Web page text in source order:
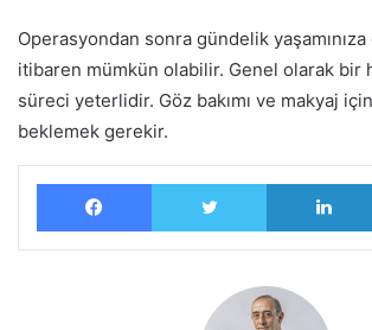
Operasyondan sonra gündelik
itibaren mümkün olabilir. Genel olarak bir
süreci yeterlidir. Göz bakımı ve makyaj
beklemek gerekir.
Facebook Twitter